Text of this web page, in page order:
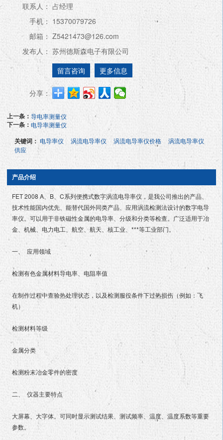
联系人： 占经理
手机： 15370079726
邮箱： Z5421473@126.com
发布人： 苏州德斯森电子有限公司
留言咨询
更多信息
分享：
上一条：导电率测量仪
下一条：电导率测量仪
关键词：电导率仪 涡流电导率仪 涡流电导率仪价格
涡流电导率仪
供应
产品介绍
FET 2008 A、B、C系列便携式数字涡流电导率仪，是我公司推出的产品、
技术性能国内优先、能替代国外同类产品、应用涡流检测法设计的数字电导
率仪。可以用于非铁磁性金属的电导率、分级和分类等检查。广泛适用于冶
金、机械、电力电工、航空、航天、核工业、***等工业部门。
一、 应用领域
检测有色金属材料导电率、电阻率值
在制作过程中查验热处理状态，以及检测服役条件下过热损伤（例如：飞
机）
检测材料等级
金属分类
检测粉末冶金零件的密度
二、 仪器主要特点
大屏幕、大字体。可同时显示测试结果、测试频率、温度、温度系数等重要
参数。